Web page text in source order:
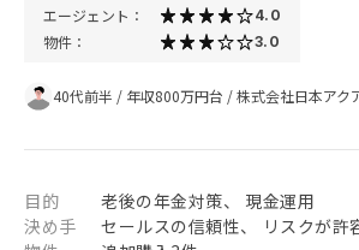
エージェント： 4.0
物件： 3.0
40代前半 / 年収800万円台 /株式会社日本アク
目的
老後の年金対策、 現金運用
決め手
セールスの信頼性、 リスクが許